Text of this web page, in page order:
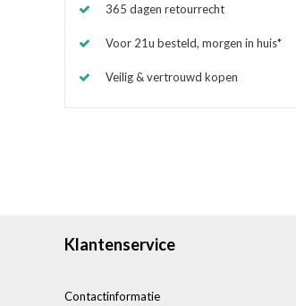
365 dagen retourrecht
Voor 21u besteld, morgen in huis*
Veilig & vertrouwd kopen
Klantenservice
Contactinformatie